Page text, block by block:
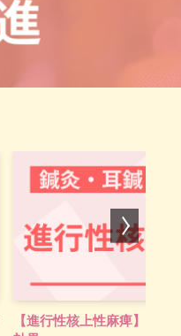
【耳鳴り】中耳炎後の耳